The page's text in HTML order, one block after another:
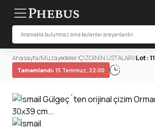
Anasayfa/Müzayedeler/ÇİZGİNİN USTALARI/Lot : 11
Tamamlandı: 15 Temmuz, 22:00